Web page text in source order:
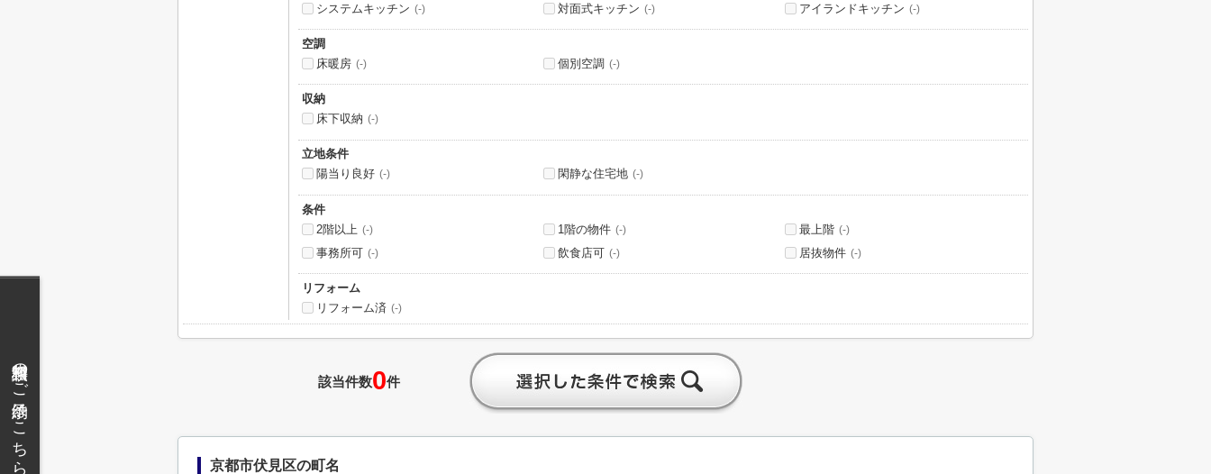
システムキッチン (-) 対面式キッチン (-) アイランドキッチン (-)
空調
床暖房 (-) 個別空調 (-)
収納
床下収納 (-)
立地条件
陽当り良好 (-) 閑静な住宅地 (-)
条件
2階以上 (-) 1階の物件 (-) 最上階 (-)
事務所可 (-) 飲食店可 (-) 居抜物件 (-)
リフォーム
リフォーム済 (-)
該当件数0件
京都市伏見区の町名
無料相談のご予約はこちら